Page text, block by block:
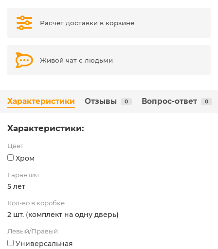
Расчет доставки в корзине
Живой чат с людьми
Характеристики Отзывы 0 Вопрос-ответ 0
Характеристики:
Цвет
Хром
Гарантия
5 лет
Кол-во в коробке
2 шт. (комплект на одну дверь)
Левый/Правый
Универсальная